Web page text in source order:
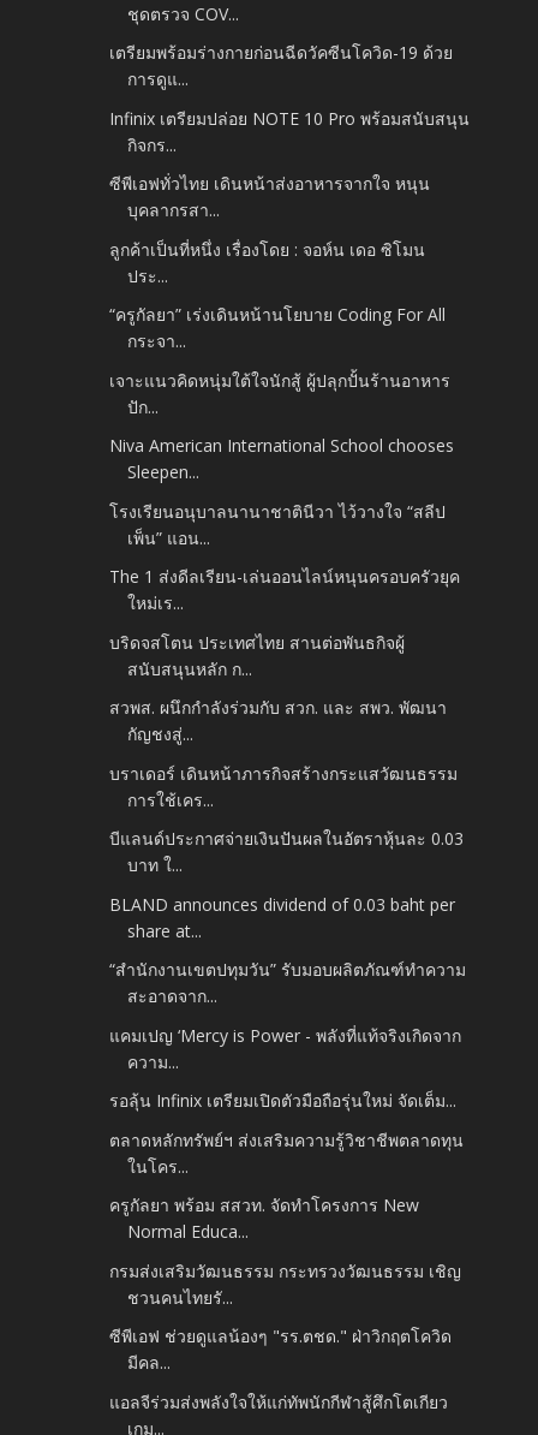
ชุดตรวจ COV...
เตรียมพร้อมร่างกายก่อนฉีดวัคซีนโควิด-19 ด้วย
การดูแ...
Infinix เตรียมปล่อย NOTE 10 Pro พร้อมสนับสนุน
กิจกร...
ซีพีเอฟทั่วไทย เดินหน้าส่งอาหารจากใจ หนุน
บุคลากรสา...
ลูกค้าเป็นที่หนึ่ง เรื่องโดย : จอห์น เดอ ซิโมน
ประ...
“ครูกัลยา” เร่งเดินหน้านโยบาย Coding For All
กระจา...
เจาะแนวคิดหนุ่มใต้ใจนักสู้ ผู้ปลุกปั้นร้านอาหาร
ปัก...
Niva American International School chooses
Sleepen...
โรงเรียนอนุบาลนานาชาตินีวา ไว้วางใจ “สลีป
เพ็น” แอน...
The 1 ส่งดีลเรียน-เล่นออนไลน์หนุนครอบครัวยุค
ใหม่เร...
บริดจสโตน ประเทศไทย สานต่อพันธกิจผู้
สนับสนุนหลัก ก...
สวพส. ผนึกกำลังร่วมกับ สวก. และ สพว. พัฒนา
กัญชงสู่...
บราเดอร์ เดินหน้าภารกิจสร้างกระแสวัฒนธรรม
การใช้เคร...
บีแลนด์ประกาศจ่ายเงินปันผลในอัตราหุ้นละ 0.03
บาท ใ...
BLAND announces dividend of 0.03 baht per
share at...
“สำนักงานเขตปทุมวัน” รับมอบผลิตภัณฑ์ทำความ
สะอาดจาก...
แคมเปญ ‘Mercy is Power - พลังที่แท้จริงเกิดจาก
ความ...
รอลุ้น Infinix เตรียมเปิดตัวมือถือรุ่นใหม่ จัดเต็ม...
ตลาดหลักทรัพย์ฯ ส่งเสริมความรู้วิชาชีพตลาดทุน
ในโคร...
ครูกัลยา พร้อม สสวท. จัดทำโครงการ New
Normal Educa...
กรมส่งเสริมวัฒนธรรม กระทรวงวัฒนธรรม เชิญ
ชวนคนไทยรั...
ซีพีเอฟ ช่วยดูแลน้องๆ "รร.ตชด." ฝ่าวิกฤตโควิด
มีคล...
แอลจีร่วมส่งพลังใจให้แก่ทัพนักกีฬาสู้ศึกโตเกียว
เกม...